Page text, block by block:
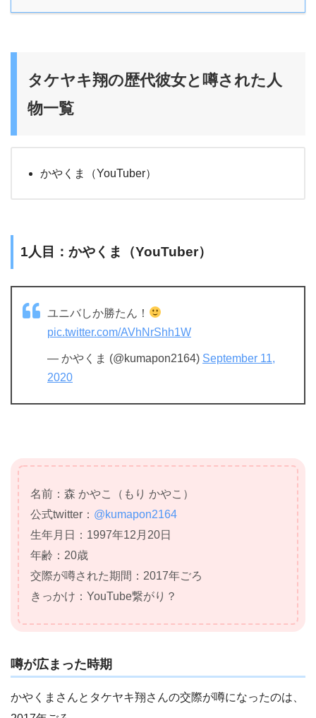
タケヤキ翔の歴代彼女と噂された人
物一覧
かやくま（YouTuber）
1人目：かやくま（YouTuber）
ユニバしか勝たん！
pic.twitter.com/AVhNrShh1W
— かやくま (@kumapon2164) September 11,
2020
名前：森 かやこ（もり かやこ）
公式twitter： @kumapon2164
生年月日：1997年12月20日
年齢：20歳
交際が噂された期間：2017年ごろ
きっかけ：YouTube繋がり？
噂が広まった時期
かやくまさんとタケヤキ翔さんの交際が噂になったのは、